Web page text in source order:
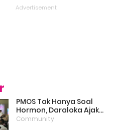
PMOS Tak Hanya Soal
Hormon, Daraloka Ajak
Publik Pahami Luka
Community